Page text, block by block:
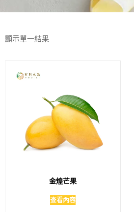
顯示單一結果
金煌芒果
查看內容